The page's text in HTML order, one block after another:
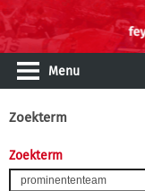
Menu
Zoekterm
Zoekterm